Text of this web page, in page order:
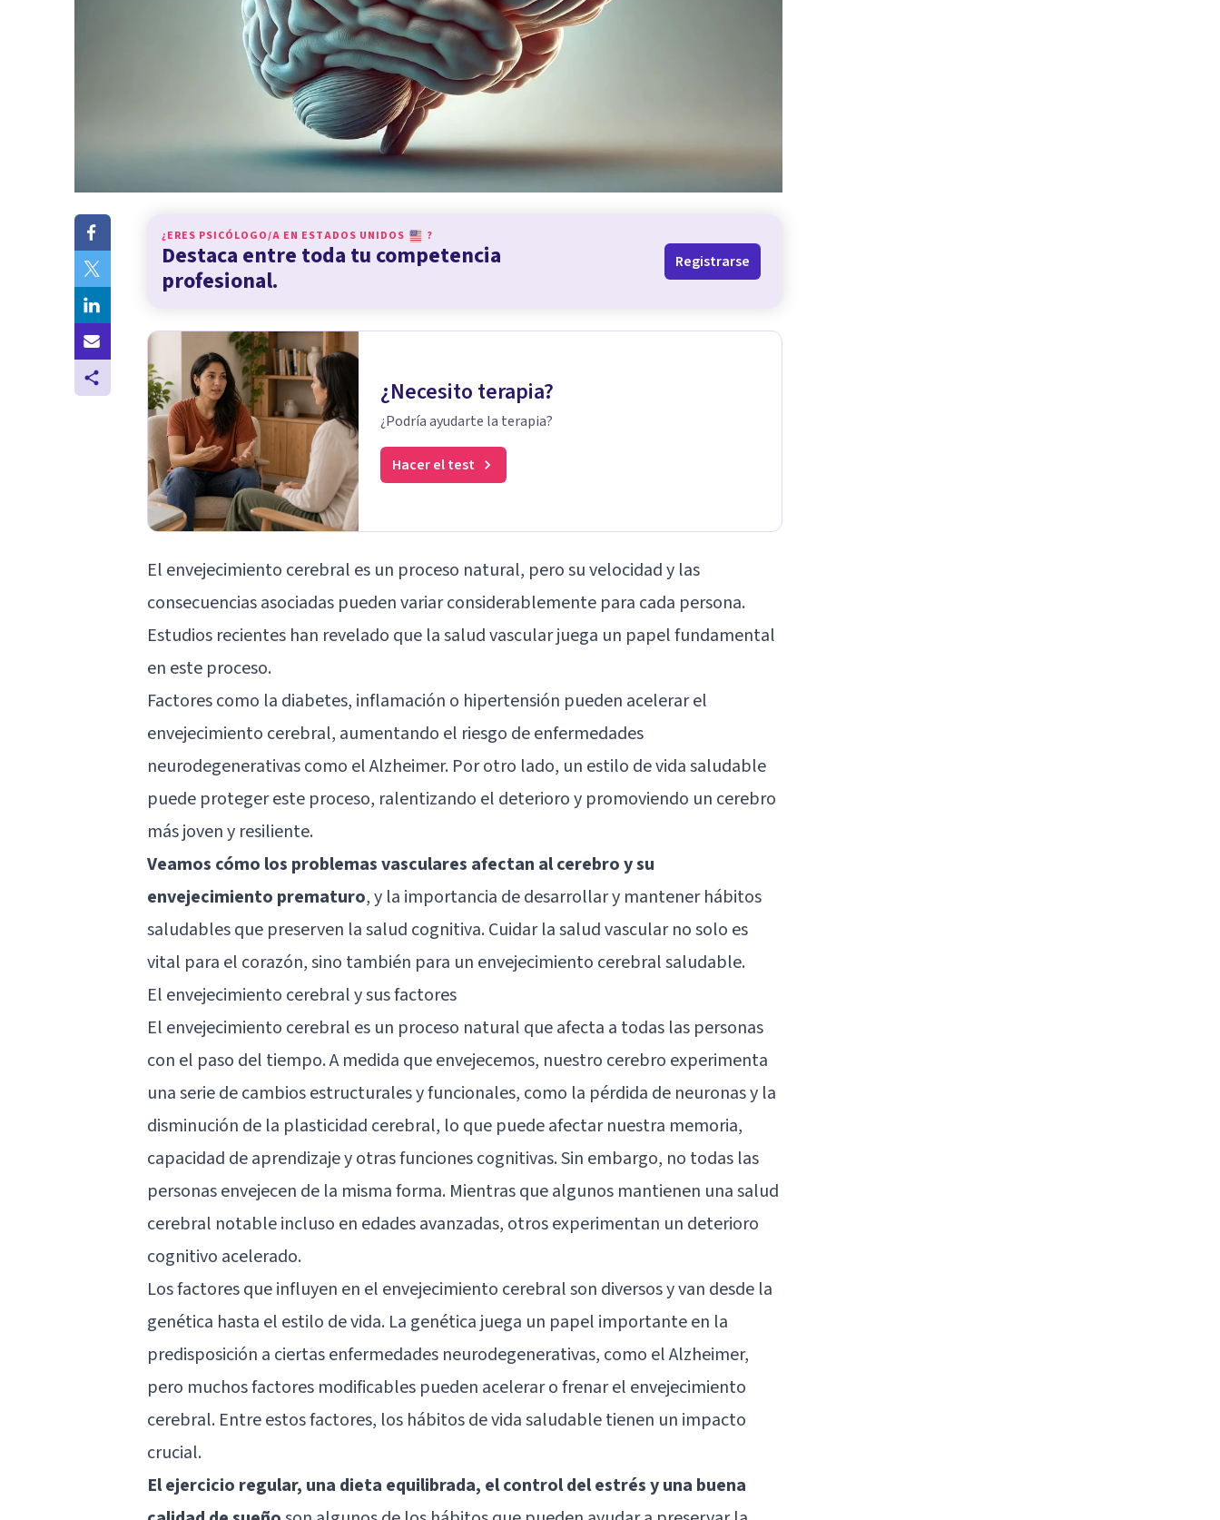
¿ERES PSICÓLOGO/A EN ESTADOS UNIDOS ?
Destaca entre toda tu competencia
profesional.
Registrarse
¿Necesito terapia?
¿Podría ayudarte la terapia?
Hacer el test
El envejecimiento cerebral es un proceso natural, pero su velocidad y las
consecuencias asociadas pueden variar considerablemente para cada persona.
Estudios recientes han revelado que la salud vascular juega un papel fundamental
en este proceso.
Factores como la diabetes, inflamación o hipertensión pueden acelerar el
envejecimiento cerebral, aumentando el riesgo de enfermedades
neurodegenerativas como elAlzheimer. Por otro lado, un estilo de vida saludable
puede proteger este proceso, ralentizando el deterioro y promoviendo un cerebro
más joven y resiliente.
Veamos cómo los problemas vasculares afectan al cerebro y su
envejecimiento prematuro, y la importancia de desarrollar y mantener hábitos
saludables que preserven la salud cognitiva. Cuidar la salud vascular no solo es
vital para el corazón, sino también para un envejecimiento cerebral saludable.
El envejecimiento cerebral y sus factores
El envejecimiento cerebral es un proceso natural que afecta a todas las personas
con el paso del tiempo. A medida que envejecemos, nuestro cerebro experimenta
una serie de cambios estructurales y funcionales, como la pérdida de neuronas y la
disminución de la plasticidad cerebral, lo que puede afectar nuestra memoria,
capacidad de aprendizaje y otras funciones cognitivas. Sin embargo, no todas las
personas envejecen de la misma forma. Mientras que algunos mantienen una salud
cerebral notable incluso en edades avanzadas, otros experimentan un deterioro
cognitivo acelerado.
Los factores que influyen en el envejecimiento cerebral son diversos y van desde la
genética hasta el estilo de vida. La genética juega un papel importante en la
predisposición a ciertas enfermedades neurodegenerativas, como el Alzheimer,
pero muchos factores modificables pueden acelerar o frenar el envejecimiento
cerebral. Entre estos factores, los hábitos de vida saludable tienen un impacto
crucial.
El ejercicio regular, una dieta equilibrada, el control del estrés y una buena